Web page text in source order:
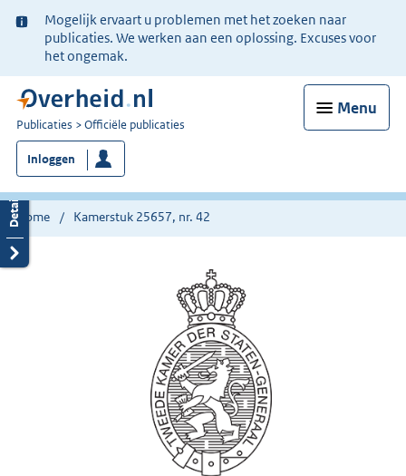
Ter
informatie:
Mogelijk ervaart u problemen met het zoeken naar
publicaties. We werken aan een oplossing. Excuses voor
het ongemak.
Menu
U
bent
nu
hier:
Publicaties Officiële publicaties
Inloggen
Home Kamerstuk 25657, nr. 42